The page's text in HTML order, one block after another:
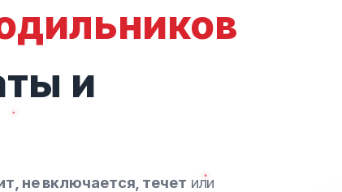
и
не включается, течет или